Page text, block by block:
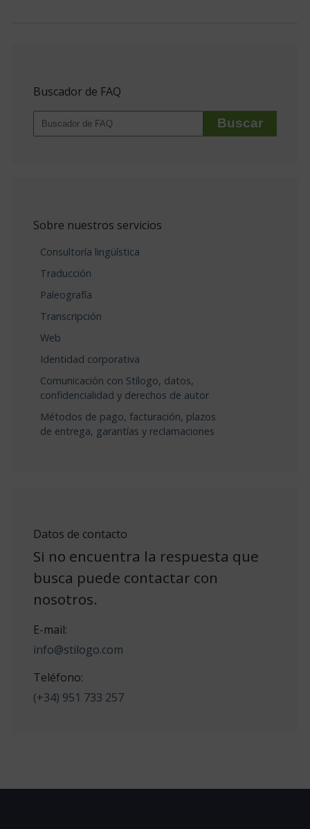
Buscador de FAQ
Sobre nuestros servicios
Consultoría lingüística
Traducción
Paleografía
Transcripción
Web
Identidad corporativa
Comunicación con Stílogo, datos,
confidencialidad y derechos de autor
Métodos de pago, facturación, plazos
de entrega, garantías y reclamaciones
Datos de contacto
Si no encuentra la respuesta que
busca puede contactar con
nosotros.
E-mail:
info@stilogo.com
Teléfono:
(+34) 951 733 257